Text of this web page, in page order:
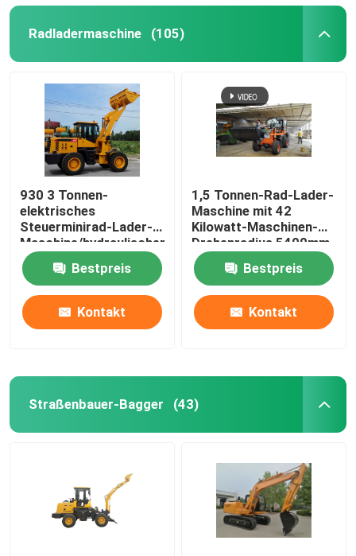
Radladermaschine (105)
930 3 Tonnen-
elektrisches
Steuerminirad-Lader-
Maschine/hydraulischer
Vorderrad-Lader
Bestpreis
Kontakt
1,5 Tonnen-Rad-Lader-
Maschine mit 42
Kilowatt-Maschinen-
Drehenradius 5400mm
Bestpreis
Kontakt
Straßenbauer-Bagger (43)